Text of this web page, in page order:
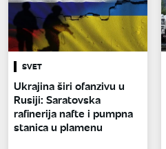
SVET
Ukrajina širi ofanzivu u
Rusiji: Saratovska
rafinerija nafte i pumpna
stanica u plamenu